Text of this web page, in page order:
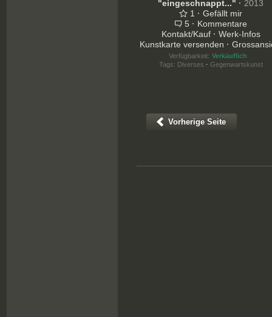
"eingeschnappt..." · 2013
1 · Gefällt mir
5 · Kommentare
Kontakt/Kauf · Werk-Infos
Kunstkarte versenden ·
Verfügbarkeit: Verkäuflich
Tags: Diverses · Gegenwartskunst
Vorherige Seite